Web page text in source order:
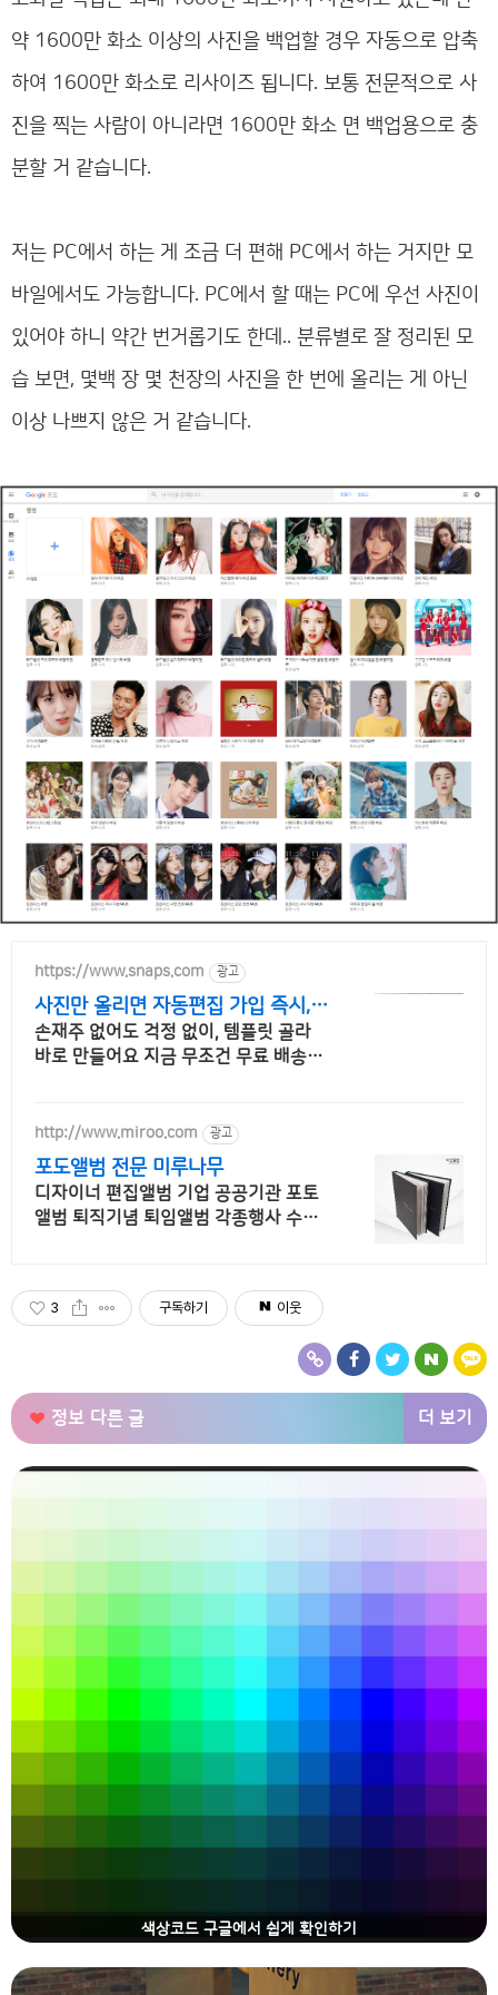
약 1600만 화소 이상의 사진을 백업할 경우 자동으로 압축
하여 1600만 화소로 리사이즈 됩니다. 보통 전문적으로 사
진을 찍는 사람이 아니라면 1600만 화소 면 백업용으로 충
분할 거 같습니다.
저는 PC에서 하는 게 조금 더 편해 PC에서 하는 거지만 모
바일에서도 가능합니다. PC에서 할 때는 PC에 우선 사진이
있어야 하니 약간 번거롭기도 한데.. 분류별로 잘 정리된 모
습 보면, 몇백 장 몇 천장의 사진을 한 번에 올리는 게 아닌
이상 나쁘지 않은 거 같습니다.
https://www.snaps.com 광고
사진만 올리면 자동편집 가입 즉시, 5
종 쿠폰지급!
손재주 없어도 걱정 없이, 템플릿 골라
바로 만들어요 지금 무조건 무료 배송+1
http://www.miroo.com 광고
포도앨범 전문 미루나무
디자이너 편집앨범 기업 공공기관 포토
앨범 퇴직기념 퇴임앨범 각종행사 수연
3 구독하기 이웃
정보 다른 글 더 보기
색상코드 구글에서 쉽게 확인하기